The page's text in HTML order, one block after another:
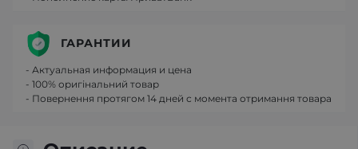
ГАРАНТИИ
- Актуальная информация и цена
- 100% оригінальний товар
- Повернення протягом 14 дней с момента отримання товара